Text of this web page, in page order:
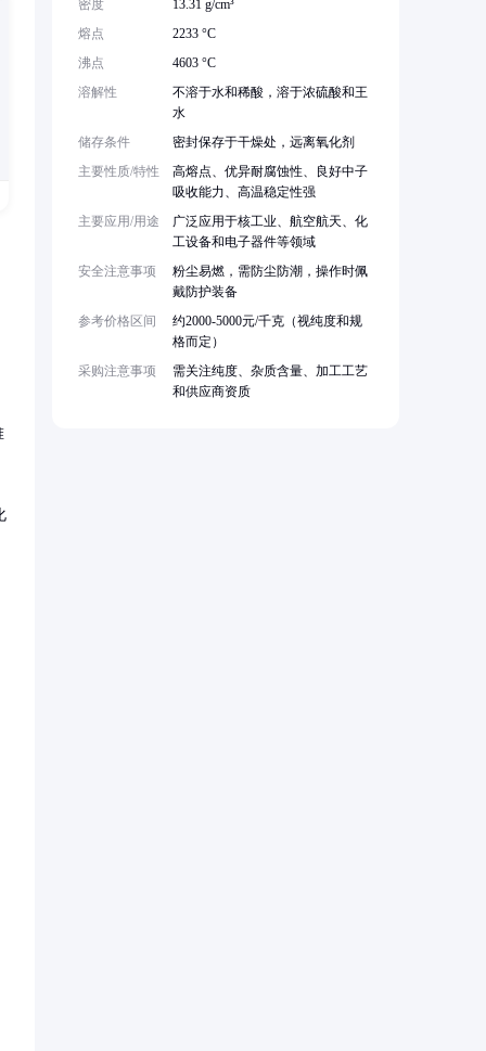
密度
13.31 g/cm³
熔点
2233 °C
沸点
4603 °C
溶解性
不溶于水和稀酸，溶于浓硫酸和王
水
储存条件
密封保存于干燥处，远离氧化剂
主要性质/特性
高熔点、优异耐腐蚀性、良好中子
吸收能力、高温稳定性强
主要应用/用途
广泛应用于核工业、航空航天、化
工设备和电子器件等领域
安全注意事项
粉尘易燃，需防尘防潮，操作时佩
戴防护装备
参考价格区间
约2000-5000元/千克（视纯度和规
格而定）
采购注意事项
需关注纯度、杂质含量、加工工艺
和供应商资质